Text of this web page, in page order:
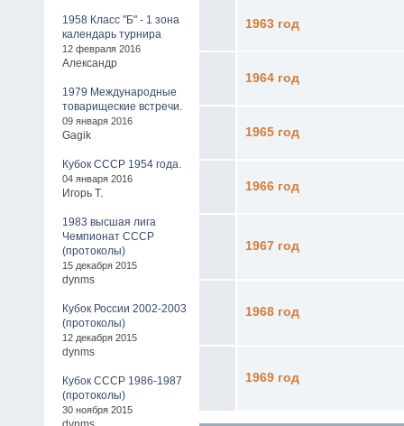
1958 Класс "Б" - 1 зона
календарь турнира
12 февраля 2016
Александр
1979 Международные
товарищеские встречи.
09 января 2016
Gagik
Кубок СССР 1954 года.
04 января 2016
Игорь Т.
1983 высшая лига
Чемпионат СССР
(протоколы)
15 декабря 2015
dynms
Кубок России 2002-2003
(протоколы)
12 декабря 2015
dynms
Кубок СССР 1986-1987
(протоколы)
30 ноября 2015
1963 год
1964 год
1965 год
1966 год
1967 год
1968 год
1969 год